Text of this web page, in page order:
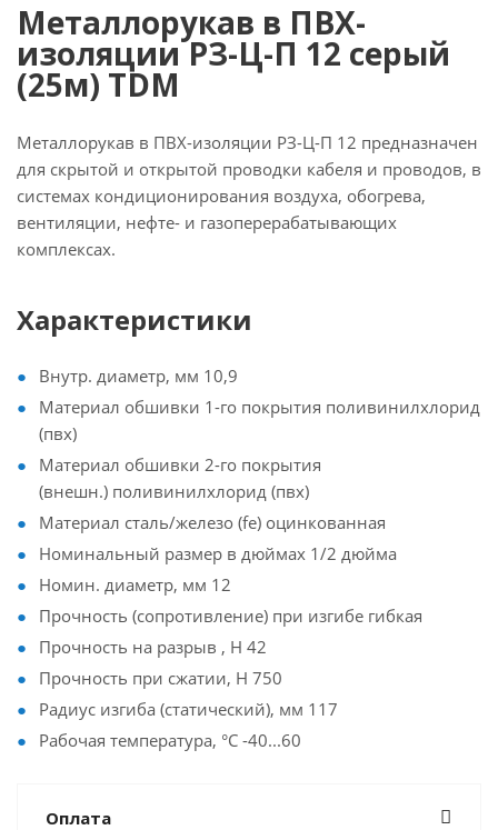
Металлорукав в ПВХ-
изоляции РЗ-Ц-П 12 серый
(25м) TDM
Металлорукав в ПВХ-изоляции РЗ-Ц-П 12 предназначен
для скрытой и открытой проводки кабеля и проводов, в
системах кондиционирования воздуха, обогрева,
вентиляции, нефте- и газоперерабатывающих
комплексах.
Характеристики
Внутр. диаметр, мм 10,9
Материал обшивки 1-го покрытия поливинилхлорид
(пвх)
Материал обшивки 2-го покрытия
(внешн.) поливинилхлорид (пвх)
Материал сталь/железо (fe) оцинкованная
Номинальный размер в дюймах 1/2 дюйма
Номин. диаметр, мм 12
Прочность (сопротивление) при изгибе гибкая
Прочность на разрыв , Н 42
Прочность при сжатии, Н 750
Радиус изгиба (статический), мм 117
Рабочая температура, °C -40...60
Оплата